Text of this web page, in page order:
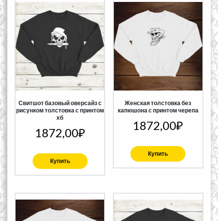
Свитшот базовый оверсайз с
рисунком толстовка с принтом
хб
1872,00₽
Купить
Женская толстовка без
капюшона с принтом черепа
1872,00₽
Купить